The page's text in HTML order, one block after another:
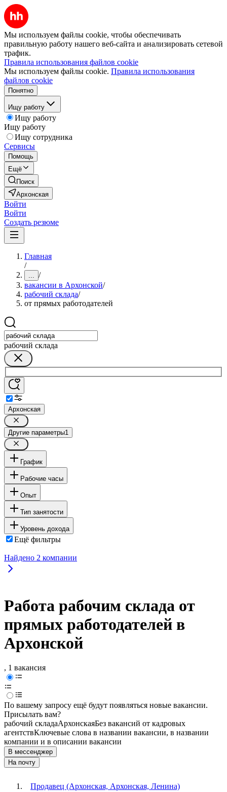
Мы используем файлы cookie, чтобы обеспечивать
правильную работу нашего веб-сайта и анализировать сетевой
трафик.
Правила использования файлов cookie
Мы используем файлы cookie. Правила использования
файлов cookie
Понятно
Ищу работу
Ищу работу
Ищу работу
Ищу сотрудника
Сервисы
Помощь
Ещё
Поиск
Архонская
Войти
Войти
Создать резюме
Главная
/
... /
вакансии в Архонской/
рабочий склада/
от прямых работодателей
рабочий склада
Архонская
Другие параметры1
График
Рабочие часы
Опыт
Тип занятости
Уровень дохода
Ещё фильтры
Найдено 2 компании
Работа рабочим склада от
прямых работодателей в
Архонской
, 1 вакансия
По вашему запросу ещё будут появляться новые вакансии.
Присылать вам?
рабочий складаАрхонскаяБез вакансий от кадровых
агентствКлючевые слова в названии вакансии, в названии
компании и в описании вакансии
В мессенджер
На почту
Продавец (Архонская, Архонская, Ленина)